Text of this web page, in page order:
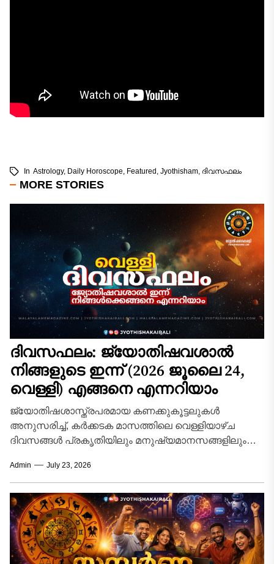
In Astrology, Daily Horoscope Featured Jyothisham ദിവസഫലം
MORE STORIES
ദിവസഫലം: ജ്യോതിഷവശാൽ
നിങ്ങളുടെ ഇന്ന്‌ (2026 ജൂലൈ 24,
വെള്ളി) എങ്ങനെ എന്നറിയാം
ജ്യോതിഷശാസ്ത്രപരമായ കണക്കുകൂട്ടലുകൾ
അനുസരിച്ച്, കർക്കടക മാസത്തിലെ വെള്ളിയാഴ്ച
ദിവസങ്ങൾ പ്രകൃതിയിലും മനുഷ്യമാനസങ്ങളിലും
കാലയളവാണ്. ദക്ഷിണായനത്തിന്റെ
ആരംഭഘട്ടത്തിലൂടെ ഗ്രഹങ്ങൾ കടന്നുപോകുമ്പോൾ,
വ്യക്തിജീവിതത്തിലും തൊഴിൽമേഖലയിലും
ഉണ്ടാകുന്ന...
Admin July 23, 2026